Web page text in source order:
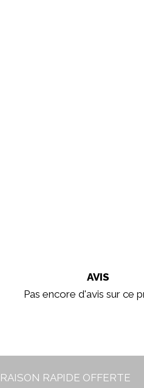
AVIS
Pas encore d'avis sur ce
RAPIDE OFFERTE